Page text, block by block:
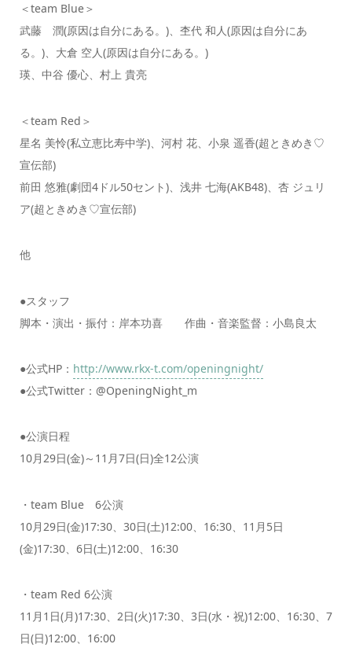
＜team Blue＞
武藤 潤(原因は自分にある。)、杢代 和人(原因は自分にあ
る。)、大倉 空人(原因は自分にある。)
瑛、中谷 優心、村上 貴亮
＜team Red＞
星名 美怜(私立恵比寿中学)、河村 花、小泉 遥香(超ときめき♡
宣伝部)
前田 悠雅(劇団4ドル50セント)、浅井 七海(AKB48)、杏 ジュリ
ア(超ときめき♡宣伝部)
他
●スタッフ
脚本・演出・振付：岸本功喜 作曲・音楽監督：小島良太
●公式HP： http://www.rkx-t.com/openingnight/
●公式Twitter：@OpeningNight_m
●公演日程
10月29日(金)～11月7日(日)全12公演
・team Blue 6公演
10月29日(金)17:30、30日(土)12:00、16:30、11月5日
(金)17:30、6日(土)12:00、16:30
・team Red 6公演
11月1日(月)17:30、2日(火)17:30、3日(水・祝)12:00、16:30、7
日(日)12:00、16:00